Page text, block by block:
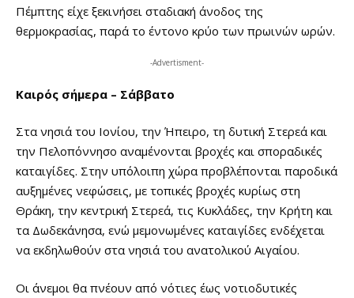
Πέμπτης είχε ξεκινήσει σταδιακή άνοδος της
θερμοκρασίας, παρά το έντονο κρύο των πρωινών ωρών.
-Advertisment-
Καιρός σήμερα – Σάββατο
Στα νησιά του Ιονίου, την Ήπειρο, τη δυτική Στερεά και
την Πελοπόννησο αναμένονται βροχές και σποραδικές
καταιγίδες. Στην υπόλοιπη χώρα προβλέπονται παροδικά
αυξημένες νεφώσεις, με τοπικές βροχές κυρίως στη
Θράκη, την κεντρική Στερεά, τις Κυκλάδες, την Κρήτη και
τα Δωδεκάνησα, ενώ μεμονωμένες καταιγίδες ενδέχεται
να εκδηλωθούν στα νησιά του ανατολικού Αιγαίου.
Οι άνεμοι θα πνέουν από νότιες έως νοτιοδυτικές